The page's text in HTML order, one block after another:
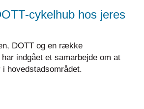
cykelhub hos jeres
DOTT og en række
indgået et samarbejde om at
hovedstadsområdet.